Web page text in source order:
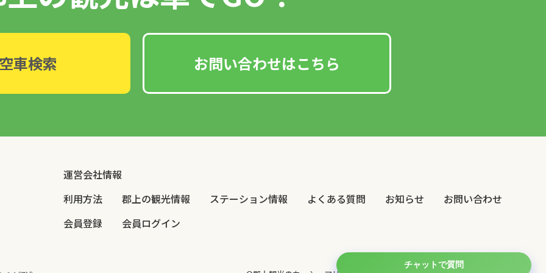
車検索 お問い合わせはこちら
運営会社情報
利用方法
郡上の観光情報 ステーション情報 よくある質問 お知らせ
お問い合わせ
会員登録
会員ログイン
チャットで質問